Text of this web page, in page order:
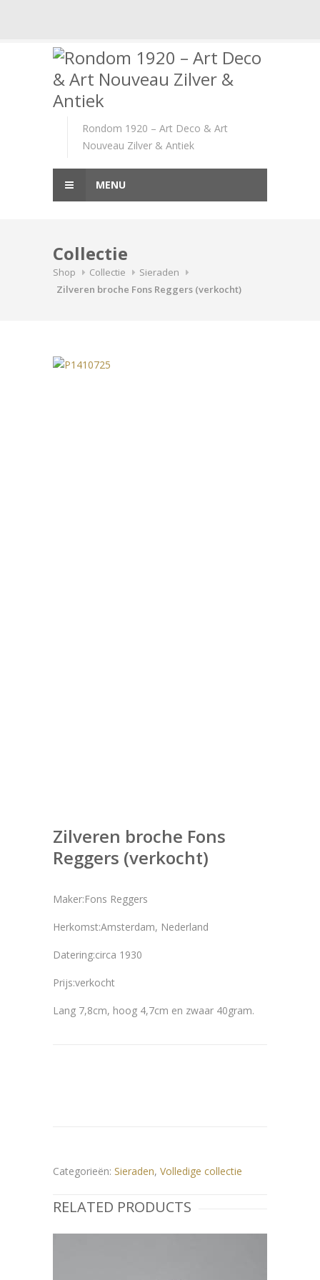
Rondom 1920 – Art Deco & Art
Nouveau Zilver & Antiek
MENU
Collectie
Shop Collectie
Sieraden
Zilveren broche Fons Reggers (verkocht)
Zilveren broche Fons
Reggers (verkocht)
Maker:Fons Reggers
Herkomst:Amsterdam, Nederland
Datering:circa 1930
Prijs:verkocht
Lang 7,8cm, hoog 4,7cm en zwaar 40gram.
Categorieën: Sieraden, Volledige collectie
RELATED PRODUCTS